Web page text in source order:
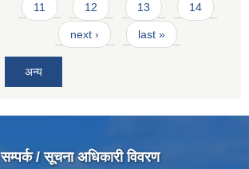
11 12 13 14
next › last »
अन्य
सम्पर्क / सूचना अधिकारी विवरण